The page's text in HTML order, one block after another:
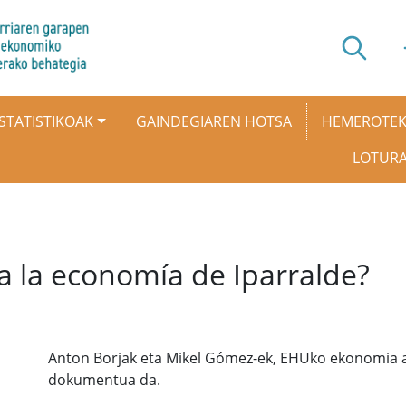
GAINDEGIAREN HOTSA
la economía de Iparralde?
Anton Borjak eta Mikel Gómez-ek, EHUko
dokumentua da.